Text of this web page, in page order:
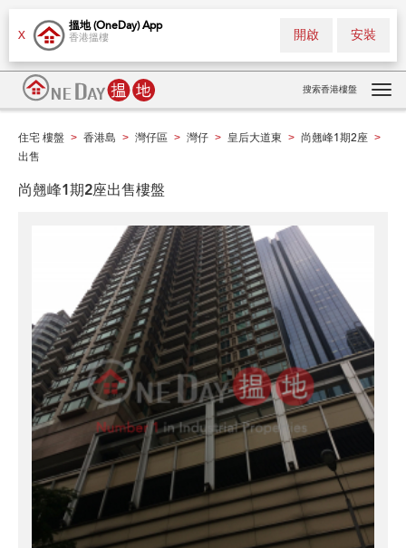
X
搵地 (OneDay) App
香港搵樓 安裝
開啟
搜索香港樓盤
住宅 樓盤 > 香港島 > 灣仔區 > 灣仔 > 皇后大道東 > 尚翹峰1期2座 >
出售
尚翹峰1期2座出售樓盤